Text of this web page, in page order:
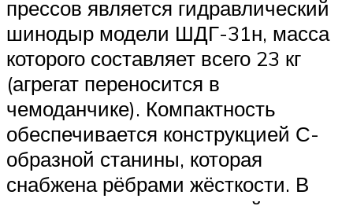
прессов является гидравлический
шинодыр модели ШДГ-31н, масса
которого составляет всего 23 кг
(агрегат переносится в
чемоданчике). Компактность
обеспечивается конструкцией С-
образной станины, которая
снабжена рёбрами жёсткости. В